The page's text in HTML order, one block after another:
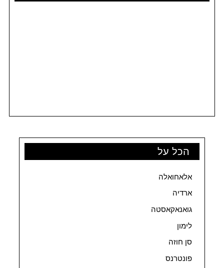
הכל על
אלאחואלה
ארדיה
גואנאקאסטה
לימון
סן חוזה
פונטרנס